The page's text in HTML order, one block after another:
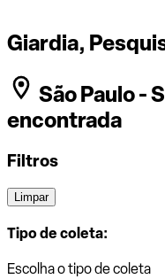
Giardia,
São Paulo -
encontrada
Filtros
Limpar
Tipo de coleta:
Escolha o tipo de coleta